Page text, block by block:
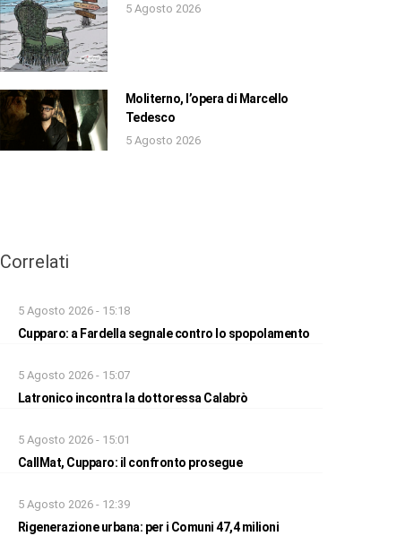
5 Agosto 2026
Moliterno, l’opera di Marcello
Tedesco
5 Agosto 2026
Correlati
5 Agosto 2026 - 15:18
Cupparo: a Fardella segnale contro lo spopolamento
5 Agosto 2026 - 15:07
Latronico incontra la dottoressa Calabrò
5 Agosto 2026 - 15:01
CallMat, Cupparo: il confronto prosegue
5 Agosto 2026 - 12:39
Rigenerazione urbana: per i Comuni 47,4 milioni